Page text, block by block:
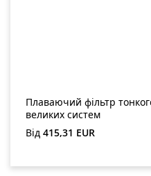
Плаваючий фільтр
великих систем
Звичайна ціна:
Від 415,31 EUR